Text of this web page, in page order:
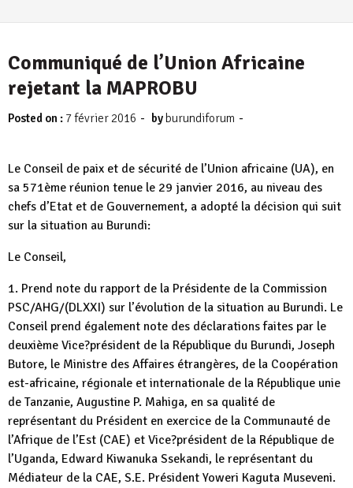
Communiqué de l’Union Africaine
rejetant la MAPROBU
Posted on : 7 février 2016 - by burundiforum -
Le Conseil de paix et de sécurité de l’Union africaine (UA), en
sa 571ème réunion tenue le 29 janvier 2016, au niveau des
chefs d’Etat et de Gouvernement, a adopté la décision qui suit
sur la situation au Burundi:
Le Conseil,
1. Prend note du rapport de la Présidente de la Commission
PSC/AHG/(DLXXI) sur l’évolution de la situation au Burundi. Le
Conseil prend également note des déclarations faites par le
deuxième Vice?président de la République du Burundi, Joseph
Butore, le Ministre des Affaires étrangères, de la Coopération
est-africaine, régionale et internationale de la République unie
de Tanzanie, Augustine P. Mahiga, en sa qualité de
représentant du Président en exercice de la Communauté de
l’Afrique de l’Est (CAE) et Vice?président de la République de
l’Uganda, Edward Kiwanuka Ssekandi, le représentant du
Médiateur de la CAE, S.E. Président Yoweri Kaguta Museveni.